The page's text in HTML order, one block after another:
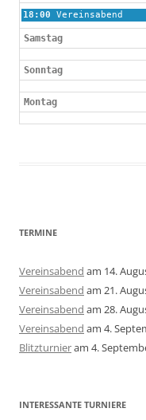
Freitag,
28th
2026
18:00 Vereinsabend
Samstag
Sonntag
Montag
TERMINE
Vereinsabend am 14.
Vereinsabend am 21.
Vereinsabend am 28.
Vereinsabend am 4.
Blitzturnieram 4.
INTERESSANTE TURNIERE